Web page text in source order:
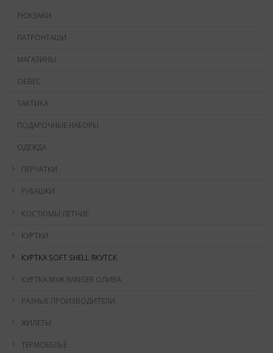
РЮКЗАКИ
ПАТРОНТАШИ
МАГАЗИНЫ
ОБВЕС
ТАКТИКА
ПОДАРОЧНЫЕ НАБОРЫ
ОДЕЖДА
ПЕРЧАТКИ
РУБАШКИ
КОСТЮМЫ ЛЕТНИЕ
КУРТКИ
КУРТКА SOFT SHELL ЯКУТСК
КУРТКА МУЖ RANGER ОЛИВА
РАЗНЫЕ ПРОИЗВОДИТЕЛИ
ЖИЛЕТЫ
ТЕРМОБЕЛЬЁ